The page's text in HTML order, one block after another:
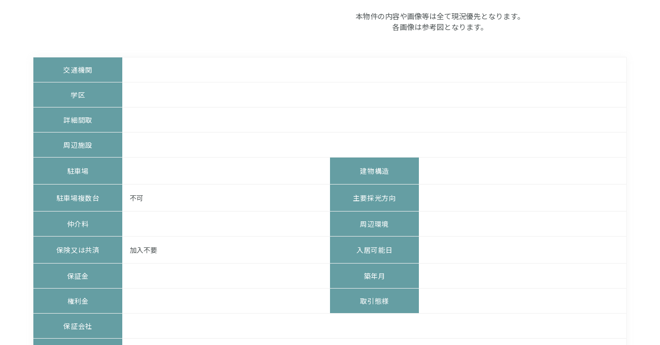
本物件の内容や画像等は全て現況優先となります。
各画像は参考図となります。
交通機関
学区
詳細間取
周辺施設
駐車場 建物構造
駐車場複数台 不可 主要採光方向
仲介料 周辺環境
保険又は共済 加入不要 入居可能日
保証金 築年月
権利金 取引態様
保証会社